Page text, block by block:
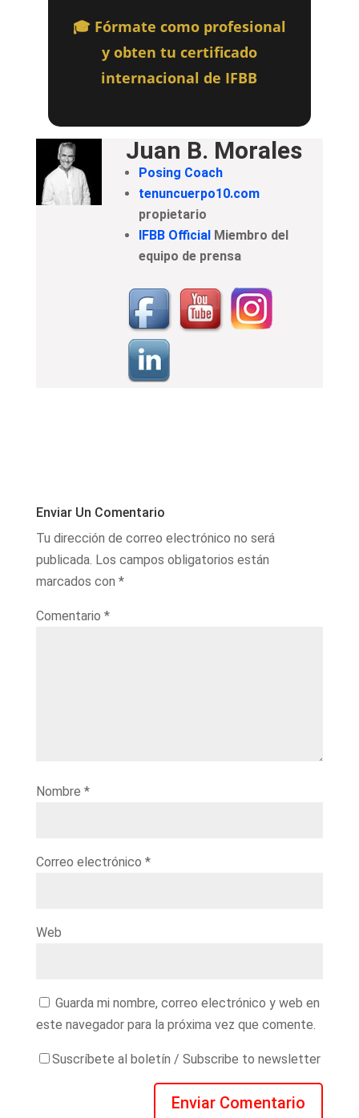
🎓 Fórmate como profesional
y obten tu certificado
internacional de IFBB
Juan B. Morales
Posing Coach
tenuncuerpo10.com
propietario
IFBB OfficialMiembro del
equipo de prensa
Enviar Un Comentario
Tu dirección de correo electrónico no será
publicada. Los campos obligatorios están
marcados con *
Comentario *
Nombre *
Correo electrónico *
Web
Guarda mi nombre, correo electrónico y web en
este navegador para la próxima vez que comente.
Suscríbete al boletín / Subscribe to newsletter